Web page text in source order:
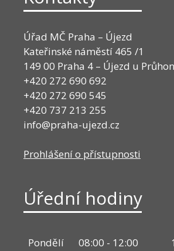
Úřad MČ Praha – Újezd
Kateřinské náměstí 465 /1
149 00 Praha 4 – Újezd u
+420 272 690 692
+420 272 690 545
+420 737 213 255
info@praha-ujezd.cz
Prohlášení o přístupnosti
Úřední hodiny
Pondělí 08:00 - 12:00